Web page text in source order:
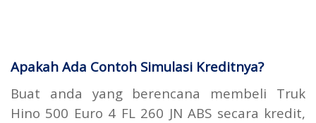
Apakah Ada Contoh Simulasi Kreditnya?
Buat anda yang berencana membeli Truk
Hino 500 Euro 4 FL 260 JN ABS secara kredit,